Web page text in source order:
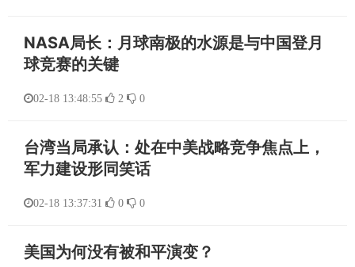
NASA局长：月球南极的水源是与中国登月
球竞赛的关键
02-18 13:48:55 2 0
台湾当局承认：处在中美战略竞争焦点上，
军力建设形同笑话
02-18 13:37:31 0 0
美国为何没有被和平演变？